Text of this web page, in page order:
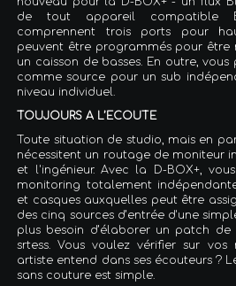
de tout appareil compatible
comprennent trois ports pour
peuvent être programmés pour
un caisson de basses. En outre,
comme source pour un sub
niveau individuel.
TOUJOURS A L’ECOUTE
Toute situation de studio, mais en
nécessitent un routage de moniteur
et l'ingénieur. Avec la D-BOX+,
monitoring totalement
et casques auxquelles peut être
des cinq sources d’entrée d'une
plus besoin d’élaborer un patch
srtess. Vous voulez vérifier sur
artiste entend dans ses écouteurs ?
sans couture est simple.